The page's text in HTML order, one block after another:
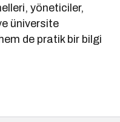
yöneticiler,
üniversite
de pratik bir bilgi